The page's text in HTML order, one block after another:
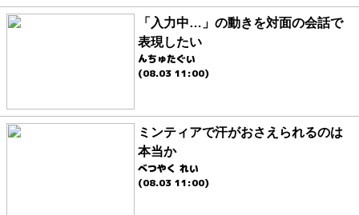
「入力中…」の動きを対面の会話で
表現したい
んちゅたぐい
(08.03 11:00)
ミンティアで汗がおさえられるのは
本当か
べつやく れい
(08.03 11:00)